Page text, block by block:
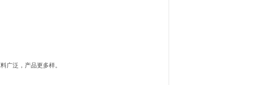
泛，产品更多样。